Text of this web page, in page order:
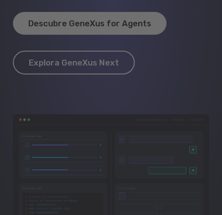
Descubre GeneXus for Agents
Explora GeneXus Next